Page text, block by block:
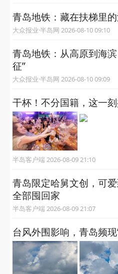
青岛地铁：藏在扶梯里
大众报业·半岛网 2026-08-10 09:10
青岛地铁：从高原到海
征”
大众报业·半岛网 2026-08-10 09:09
干杯！不分国籍，这一
半岛客户端 2026-08-09 21:10
青岛限定哈舅文创，可
全部囤回家
半岛客户端 2026-08-09 21:07
台风外围影响，青岛频现